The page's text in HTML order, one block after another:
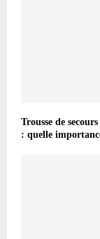
Trousse de
: quelle